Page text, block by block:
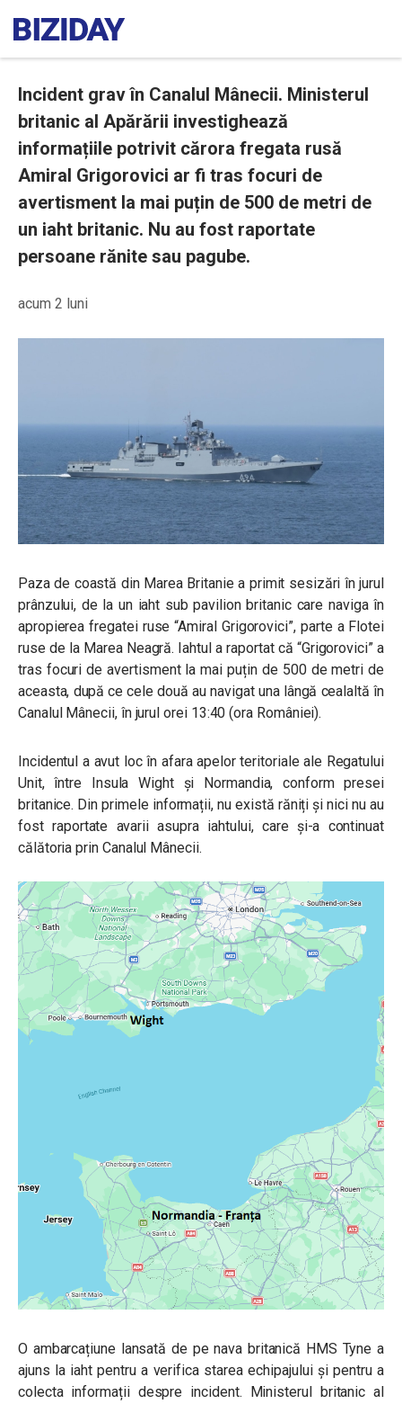
Incident grav în Canalul Mânecii. Ministerul
britanic al Apărării investighează
informațiile potrivit cărora fregata rusă
Amiral Grigorovici ar fi tras focuri de
avertisment la mai puțin de 500 de metri de
un iaht britanic. Nu au fost raportate
persoane rănite sau pagube.
acum 2 luni
Paza de coastă din Marea Britanie a primit sesizări în jurul
prânzului, de la un iaht sub pavilion britanic care naviga în
apropierea fregatei ruse “Amiral Grigorovici”, parte a Flotei
ruse de la Marea Neagră. Iahtul a raportat că “Grigorovici” a
tras focuri de avertisment la mai puțin de 500 de metri de
aceasta, după ce cele două au navigat una lângă cealaltă în
Canalul Mânecii, în jurul orei 13:40 (ora României).
Incidentul a avut loc în afara apelor teritoriale ale Regatului
Unit, între Insula Wight și Normandia, conform presei
britanice. Din primele informații, nu există răniți și nici nu au
fost raportate avarii asupra iahtului, care și-a continuat
călătoria prin Canalul Mânecii.
O ambarcațiune lansată de pe nava britanică HMS Tyne a
ajuns la iaht pentru a verifica starea echipajului și pentru a
colecta informații despre incident. Ministerul britanic al